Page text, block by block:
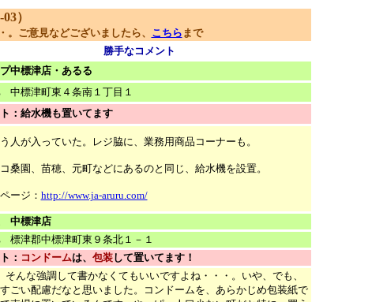
）
ご意見などございましたら、 こちら まで
勝手なコメント
中標津店・あるる
中標津町東４条南１丁目１
：給水機も置いてます
人が入っていた。レジ脇に、業務用商品コーナーも。
桑園、苗穂、元町などにあるのと同じ、給水機を設置。
ージ： http://www.ja-aruru.com/
中標津店
標津郡中標津町東９条北１－１
： コンドームは、 包装して置いてます！
そんな強調して書かなくてもいいですよね・・・。いや、でも、
ごい配慮だなと思いました。コンドームを、あらかじめ包装紙で